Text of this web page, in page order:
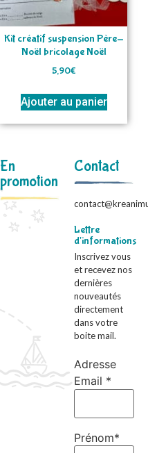
Kit créatif suspension Père-
Noël bricolage Noël
5,90€
Ajouter au panier
En
promotion
Contact
Lettre
d'informations
Inscrivez vous
et recevez nos
dernières
nouveautés
directement
dans votre
boite mail.
Adresse
Email *
Prénom*